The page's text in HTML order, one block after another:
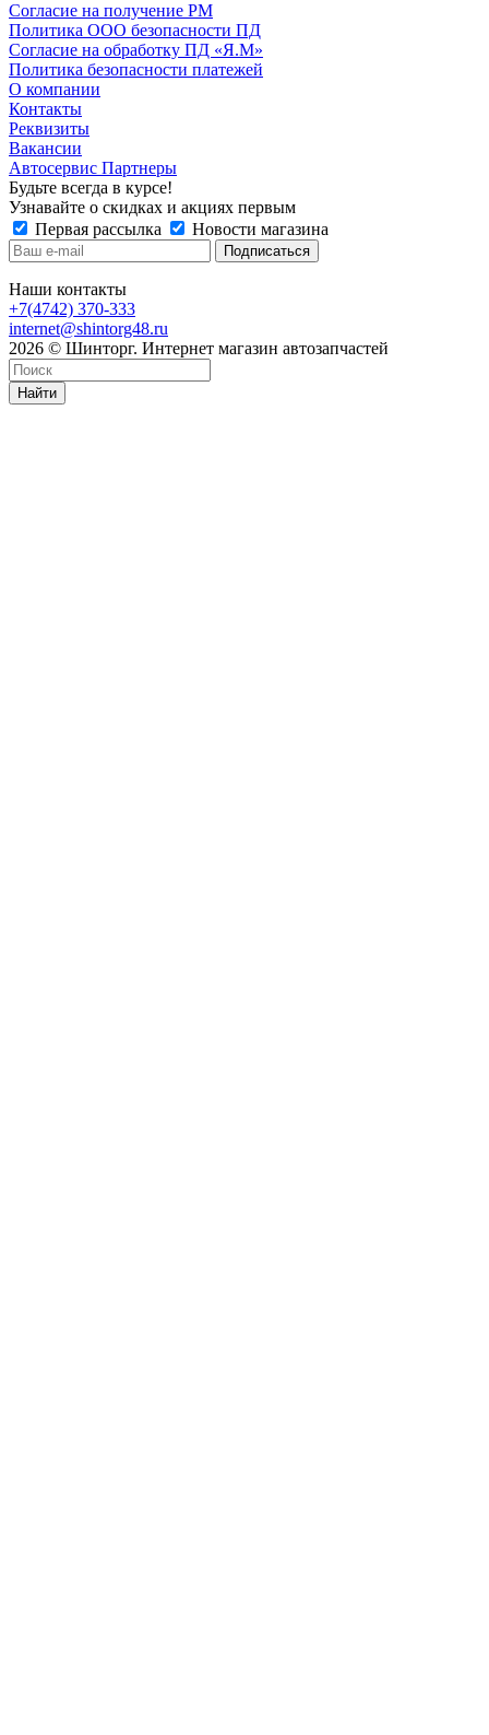
Согласие на получение РМ
Политика ООО безопасности ПД
Согласие на обработку ПД «Я.М»
Политика безопасности платежей
О компании
Контакты
Реквизиты
Вакансии
Автосервис Партнеры
Будьте всегда в курсе!
Узнавайте о скидках и акциях первым
Первая рассылка
Новости магазина
Наши контакты
+7(4742) 370-333
internet@shintorg48.ru
2026 © Шинторг. Интернет магазин автозапчастей
Найти